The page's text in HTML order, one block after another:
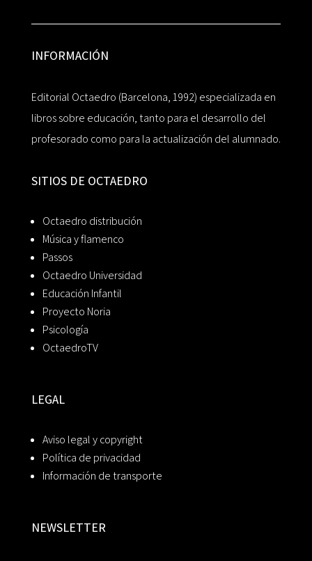
INFORMACIÓN
Editorial Octaedro (Barcelona, 1992) especializada en
libros sobre educación, tanto para el desarrollo del
profesorado como para la actualización del alumnado.
SITIOS DE OCTAEDRO
Octaedro distribución
Música y flamenco
Passos
Octaedro Universidad
Educación Infantil
Proyecto Noria
Psicología
OctaedroTV
LEGAL
Aviso legal y copyright
Política de privacidad
Información de transporte
NEWSLETTER